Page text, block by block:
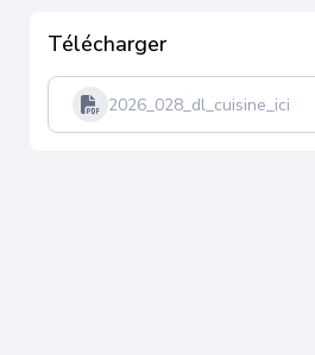
Télécharger
2026_028_dl_cuisine_ici